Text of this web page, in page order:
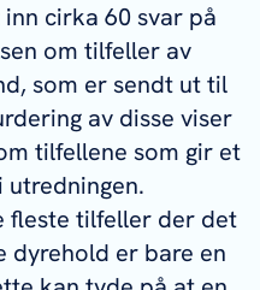
cirka 60 svar på
om tilfeller av
som er sendt ut til
av disse viser
tilfellene som gir et
fleste tilfeller der det
dyrehold er bare en